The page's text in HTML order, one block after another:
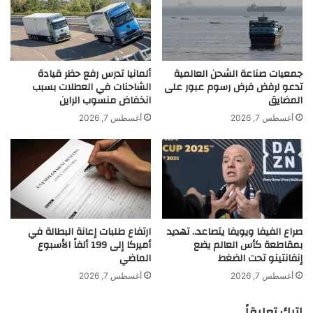
ا
ا
ن
س
ب
8
%
ب
ح
ل
م
ن
ت
ح
ا
ل
أ
د
و
ة
ا
ل
ب
س
ت
ا
ن
جمعيات صناعة الشحن العالمية
تدعو لرفض فرض رسوم عبور على
المضايق
أغسطس 7, 2026
ألمانيا تدرس رفع حظر قيادة
الشاحنات في العطلات بسبب
انخفاض منسوب الراين
أغسطس 7, 2026
صراع الفيفا ويويفا يتصاعد.. تهديد
بمقاطعة كأس العالم يضع
إنفانتينو تحت الضغط
أغسطس 7, 2026
ارتفاع طلبات إعانة البطالة في
أميركا إلى 199 ألفاً الأسبوع
الماضي
أغسطس 7, 2026